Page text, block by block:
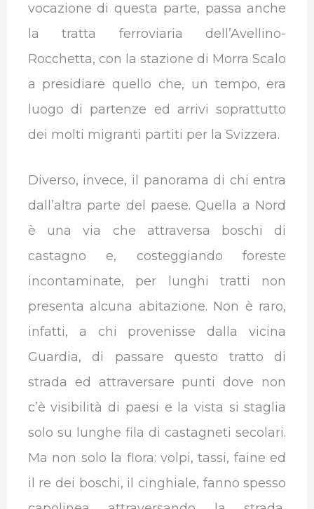
vocazione di questa parte, passa anche
la tratta ferroviaria dell’Avellino-
Rocchetta, con la stazione di Morra Scalo
a presidiare quello che, un tempo, era
luogo di partenze ed arrivi soprattutto
dei molti migranti partiti per la Svizzera.
Diverso, invece, il panorama di chi entra
dall’altra parte del paese. Quella a Nord
è una via che attraversa boschi di
castagno e, costeggiando foreste
incontaminate, per lunghi tratti non
presenta alcuna abitazione. Non è raro,
infatti, a chi provenisse dalla vicina
Guardia, di passare questo tratto di
strada ed attraversare punti dove non
c’è visibilità di paesi e la vista si staglia
solo su lunghe fila di castagneti secolari.
Ma non solo la flora: volpi, tassi, faine ed
il re dei boschi, il cinghiale, fanno spesso